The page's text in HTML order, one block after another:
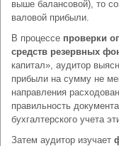
выше балансовой), то
валовой прибыли.
В процессе проверки
средств резервных
капитал», аудитор
прибыли на сумму не
направления
правильность
бухгалтерского учета
Затем аудитор изучает